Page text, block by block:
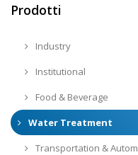
Prodotti
Industry
Institutional
Food & Beverage
Water Treatment
Transportation &